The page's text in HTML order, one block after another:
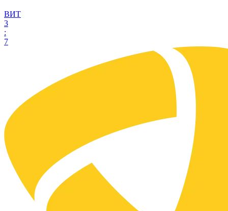
ВИТ
3
:
7